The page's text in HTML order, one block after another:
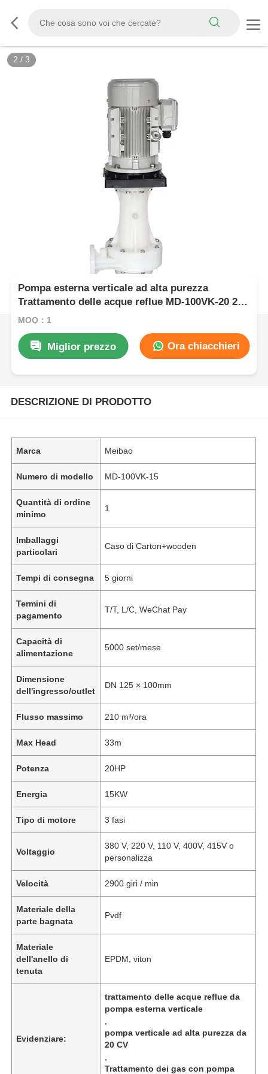
3 / 3
Pompa esterna verticale ad alta purezza
Trattamento delle acque reflue MD-100VK-20 20
CV 15KW
MOQ：1
Miglior prezzo Ora chiacchieri
DESCRIZIONE DI PRODOTTO
Marca Meibao
Numero di modello MD-100VK-15
Quantità di ordine
minimo
1
Imballaggi
particolari
Caso di Carton+wooden
Tempi di consegna 5 giorni
Termini di
pagamento
T/T, L/C, WeChat Pay
Capacità di
alimentazione
5000 set/mese
Dimensione
dell'ingresso/outlet
DN 125 × 100mm
Flusso massimo 210 m³/ora
Max Head 33m
Potenza 20HP
Energia 15KW
Tipo di motore 3 fasi
Voltaggio
380 V, 220 V, 110 V, 400V, 415V o
personalizza
Velocità 2900 giri / min
Materiale della
parte bagnata
Pvdf
Materiale
dell'anello di
tenuta
EPDM, viton
Evidenziare:
trattamento delle acque reflue da
pompa esterna verticale
pompa verticale ad alta purezza da
20 CV
Trattamento dei gas con pompa